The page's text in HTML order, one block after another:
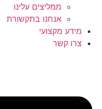
ממליצים עלינו
אנחנו בתקשורת
מידע מקצועי
צרו קשר